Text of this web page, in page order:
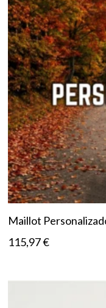
Maillot
115,97€